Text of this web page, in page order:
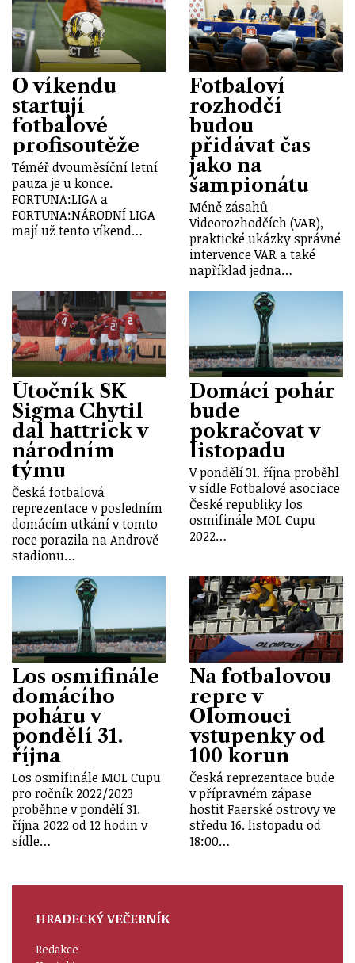
O víkendu
startují
fotbalové
profisoutěže
Téměř dvouměsíční letní
pauza je u konce.
FORTUNA:LIGA a
FORTUNA:NÁRODNÍ LIGA
mají už tento víkend…
Fotbaloví
rozhodčí
budou
přidávat čas
jako na
šampionátu
Méně zásahů
Videorozhodčích (VAR),
praktické ukázky správné
intervence VAR a také
například jedna…
Útočník SK
Sigma Chytil
dal hattrick v
národním
týmu
Česká fotbalová
reprezentace v posledním
domácím utkání v tomto
roce porazila na Andrově
stadionu…
Domácí pohár
bude
pokračovat v
listopadu
V pondělí 31. října proběhl
v sídle Fotbalové asociace
České republiky los
osmifinále MOL Cupu
2022…
Los osmifinále
domácího
poháru v
pondělí 31.
října
Los osmifinále MOL Cupu
pro ročník 2022/2023
proběhne v pondělí 31.
října 2022 od 12 hodin v
sídle…
Na fotbalovou
repre v
Olomouci
vstupenky od
100 korun
Česká reprezentace bude
v přípravném zápase
hostit Faerské ostrovy ve
středu 16. listopadu od
18:00…
HRADECKÝ VEČERNÍK
Redakce